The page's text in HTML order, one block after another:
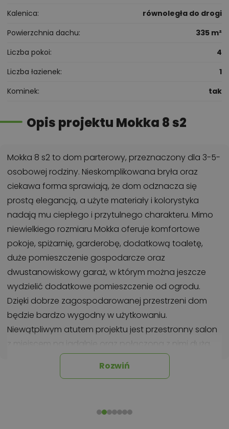
Kalenica
równoległa do drogi
Powierzchnia dachu
335 m²
Liczba pokoi
4
Liczba łazienek
1
Kominek
tak
Opis projektu Mokka 8 s2
Mokka 8 s2 to dom parterowy, przeznaczony dla 3-5-
osobowej rodziny. Nieskomplikowana bryła oraz
ciekawa forma sprawiają, że dom odznacza się
prostą elegancją, a użyte materiały i kolorystyka
nadają mu ciepłego i przytulnego charakteru. Mimo
niewielkiego rozmiaru Mokka oferuje komfortowe
pokoje, spiżarnię, garderobę, dodatkową toaletę,
duże pomieszczenie gospodarcze oraz
dwustanowiskowy garaż, w którym można jeszcze
wydzielić dodatkowe pomieszczenie od ogrodu.
Dzięki dobrze zagospodarowanej przestrzeni dom
będzie bardzo wygodny w użytkowaniu.
Niewątpliwym atutem projektu jest przestronny salon
z miejscem na jadalnię oraz połączona z nimi duża,
ustawna kuchnia. Dom posiada trzy sypialnie,
łazienkę z miejscem na pralkę oraz garderobę.
schody na poddasze. Można je również w łatwy
Rozwiń